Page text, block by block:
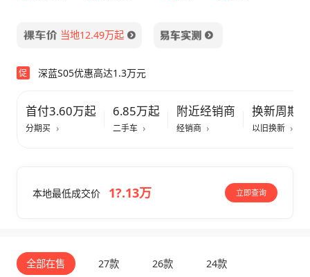
当地12.49万起
促 深蓝S05优惠高达1.3万元
首付3.60万起
分期买
6.85万起
二手车
附近经销商
经销商
换新周期快
以旧换新
本地最低成交价 1?.13万 立即查询
全部在售 27款 26款 24款